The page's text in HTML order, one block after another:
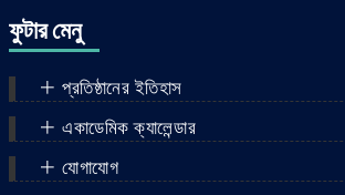
ফুটার মেনু
প্রতিষ্ঠানের ইতিহাস
একাডেমিক ক্যালেন্ডার
যোগাযোগ